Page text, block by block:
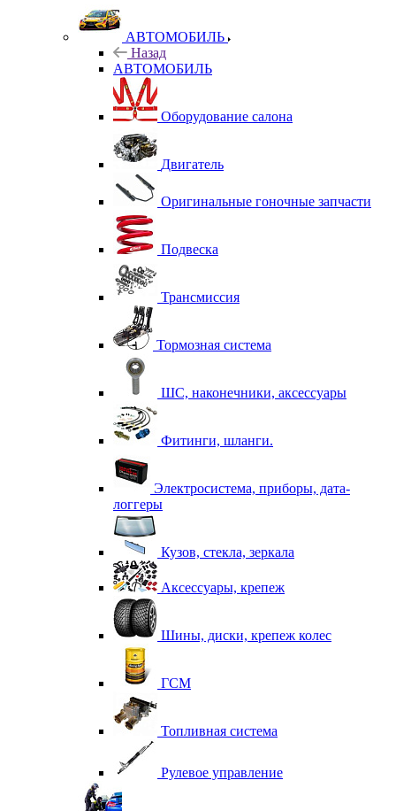
АВТОМОБИЛЬ
Назад
АВТОМОБИЛЬ
Оборудование салона
Двигатель
Оригинальные гоночные запчасти
Подвеска
Трансмиссия
Тормозная система
ШС, наконечники, аксессуары
Фитинги, шланги.
Электросистема, приборы, дата-
логгеры
Кузов, стекла, зеркала
Аксессуары, крепеж
Шины, диски, крепеж колес
ГСМ
Топливная система
Рулевое управление